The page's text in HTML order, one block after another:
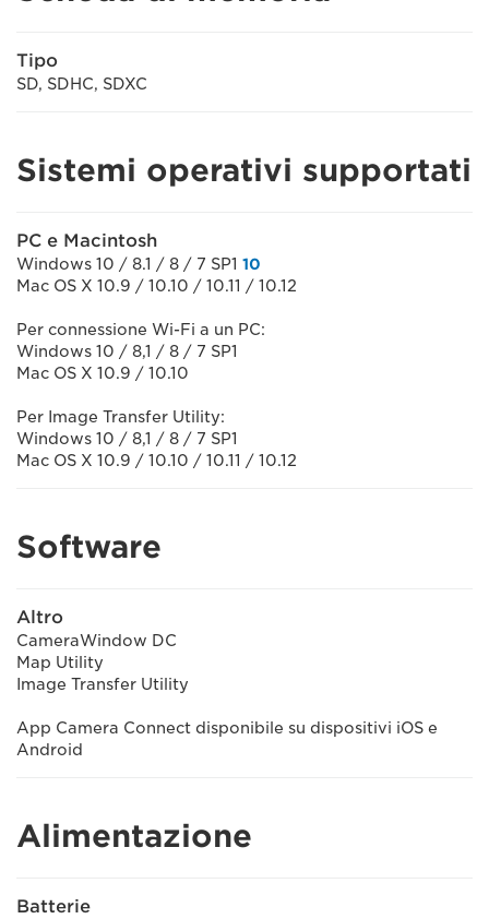
Tipo
SD, SDHC, SDXC
Sistemi operativi supportati
PC e Macintosh
Windows 10 / 8.1 / 8 / 7 SP1 10
Mac OS X 10.9 / 10.10 / 10.11 / 10.12
Per connessione Wi-Fi a un PC:
Windows 10 / 8,1 / 8 / 7 SP1
Mac OS X 10.9 / 10.10
Per Image Transfer Utility:
Windows 10 / 8,1 / 8 / 7 SP1
Mac OS X 10.9 / 10.10 / 10.11 / 10.12
Software
Altro
CameraWindow DC
Map Utility
Image Transfer Utility
App Camera Connect disponibile su dispositivi iOS e
Android
Alimentazione
Batterie